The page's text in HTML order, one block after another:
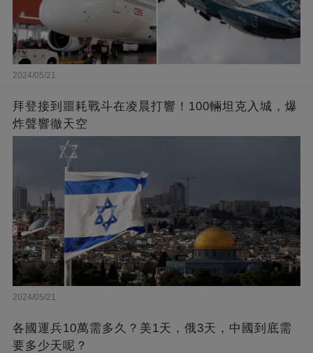
2024/05/21
拜登接到噩耗戰斗在凌晨打響！100輛坦克入城，爆
炸聲響徹天空
2024/05/21
各國運兵10萬需多久？美1天，俄3天，中國到底需
要多少天呢？